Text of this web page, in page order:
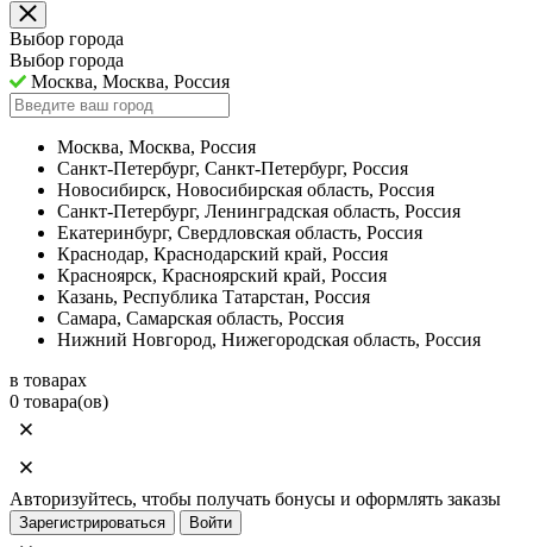
Выбор города
Выбор города
Москва, Москва, Россия
Москва, Москва, Россия
Санкт-Петербург, Санкт-Петербург, Россия
Новосибирск, Новосибирская область, Россия
Санкт-Петербург, Ленинградская область, Россия
Екатеринбург, Свердловская область, Россия
Краснодар, Краснодарский край, Россия
Красноярск, Красноярский край, Россия
Казань, Республика Татарстан, Россия
Самара, Самарская область, Россия
Нижний Новгород, Нижегородская область, Россия
в товарах
0 товара(ов)
Авторизуйтесь, чтобы получать бонусы и оформлять заказы
Зарегистрироваться Войти